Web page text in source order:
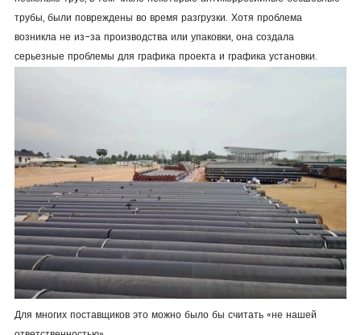
трубы, были повреждены во время разгрузки. Хотя проблема
возникла не из-за производства или упаковки, она создала
серьезные проблемы для графика проекта и графика установки.
Для многих поставщиков это можно было бы считать «не нашей